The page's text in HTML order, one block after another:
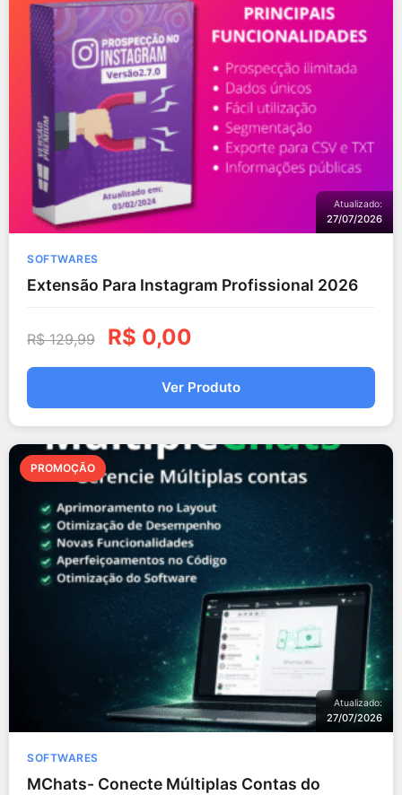
Atualizado:
27/07/2026
SOFTWARES
Extensão Para Instagram Profissional 2026
R$129,99 R$ 0,00
Ver Produto
PROMOÇÃO
Atualizado:
27/07/2026
SOFTWARES
MChats- Conecte Múltiplas Contas do